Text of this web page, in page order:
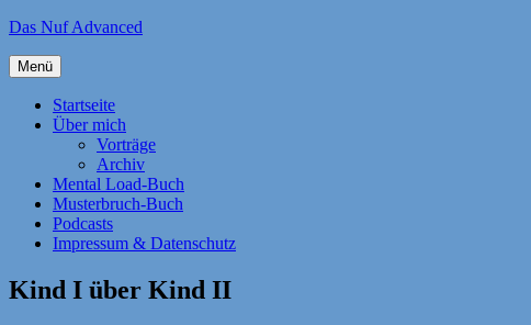
Zum
springen
Das Nuf Advanced
Menü
Startseite
Über mich
Vorträge
Archiv
Mental Load-Buch
Musterbruch-Buch
Podcasts
Impressum & Datenschutz
Kind I über Kind II